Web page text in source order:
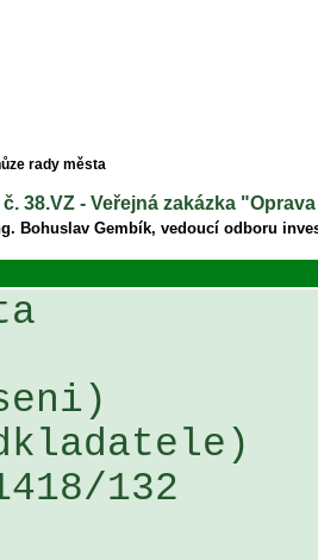
rady města
č. 38.VZ - Veřejná zakázka
Bohuslav Gembík, vedoucí odboru